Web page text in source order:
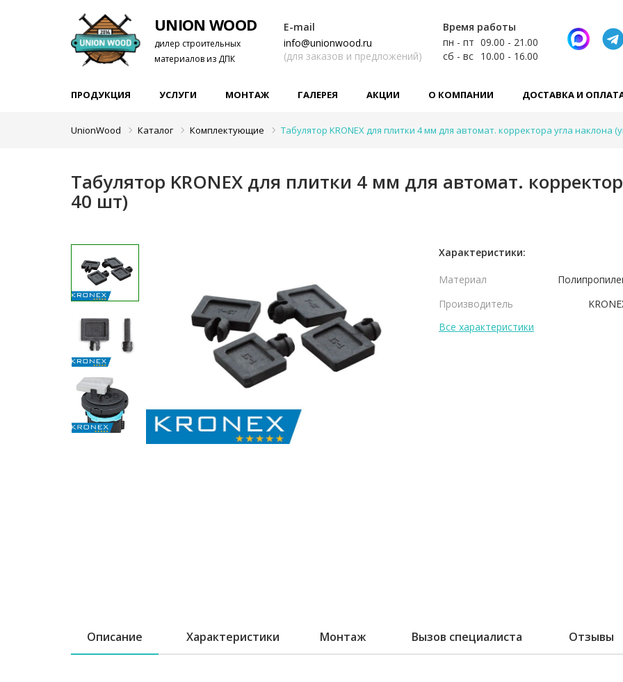
UNION WOOD
дилер строительных
материалов из ДПК
Время работы
пн - пт 09.00 - 21.00
сб - вс 10.00 - 16.00
E-mail
info@unionwood.ru
(для заказов и предложений)
ПРОДУКЦИЯ УСЛУГИ МОНТАЖ ГАЛЕРЕЯ АКЦИИ О КОМПАНИИ ДОСТАВКА И
UnionWood Каталог Комплектующие Табулятор KRONEX для плитки 4 мм для автомат. корректора угла наклона
Табулятор KRONEX для плитки 4 мм для автомат.
40 шт)
Характеристики:
Материал
Производитель
Все характеристики
Описание Характеристики Монтаж Вызов специалиста Отзывы